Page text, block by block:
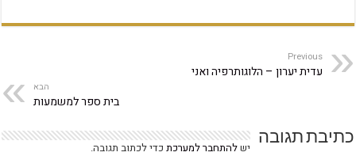
Previous
עדית יערון – הלוגותרפיה ואני
הבא
בית ספר למשמעות
כתיבת תגובה
ישלהתחבר למערכת כדי לכתוב תגובה.